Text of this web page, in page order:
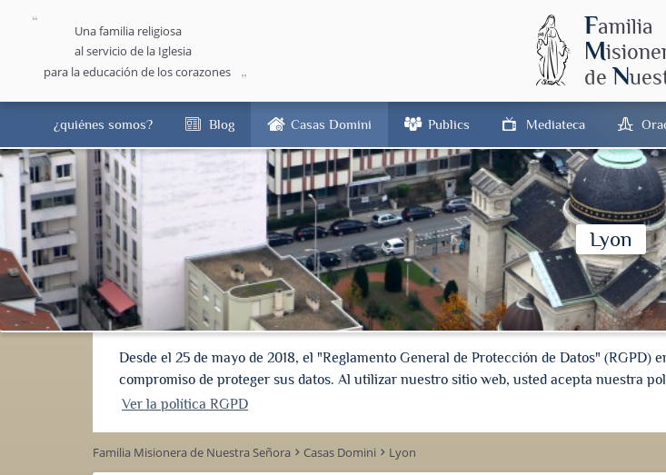
Una familia religiosa
al servicio de la Iglesia
para la educación de los corazones
Familia
M
de N
¿quiénes somos? Blog Casas Domini Publics Mediateca
Lyon
Desde el 25 de mayo de 2018, el "Reglamento General de Protección de Datos" (RGPD)
compromiso de proteger sus datos. Al utilizar nuestro sitio web, usted acepta nuestra
Ver la política RGPD
Familia Misionera de Nuestra Señora keyboard_arrow_right Casas Domini keyboard_arrow_right Lyon